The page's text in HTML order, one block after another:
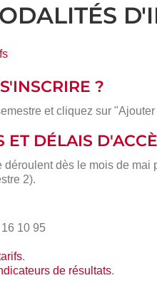
?
et cliquez sur
ET DÉLAIS
déroulent dès le mois de
2).
10 95
.
de résultats.